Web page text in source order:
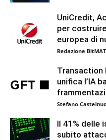
UniCredit,
per
europea di
Redazione BitMAT
Transaction
unifica l’IA
Stefano
Il 41% delle
subito